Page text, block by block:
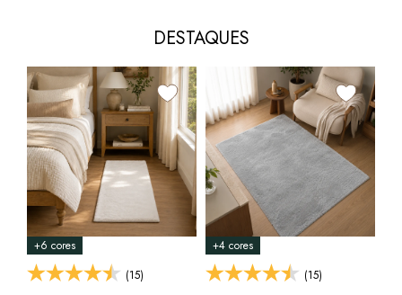
DESTAQUES
+6 cores
(15)
+4 cores
(15)